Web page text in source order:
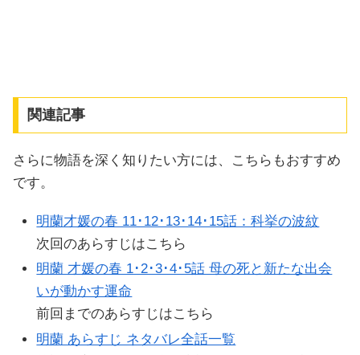
関連記事
さらに物語を深く知りたい方には、こちらもおすすめ
です。
明蘭才媛の春 11･12･13･14･15話：科挙の波紋
次回のあらすじはこちら
明蘭 才媛の春 1･2･3･4･5話 母の死と新たな出会
いが動かす運命
前回までのあらすじはこちら
明蘭 あらすじ ネタバレ全話一覧